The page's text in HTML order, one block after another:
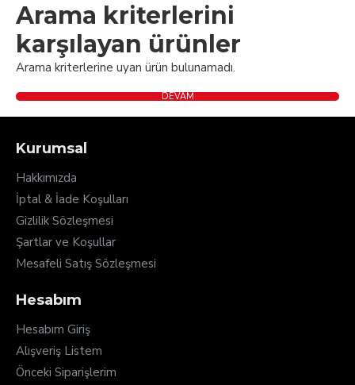
Arama kriterlerini
karşılayan ürünler
Arama kriterlerine uyan ürün bulunamadı.
DEVAM
Kurumsal
Hakkımızda
İptal & İade Koşulları
Gizlilik Sözleşmesi
Şartlar ve Koşullar
Mesafeli Satış Sözleşmesi
Hesabım
Hesabım Giriş
Alışveriş Listem
Önceki Siparişlerim